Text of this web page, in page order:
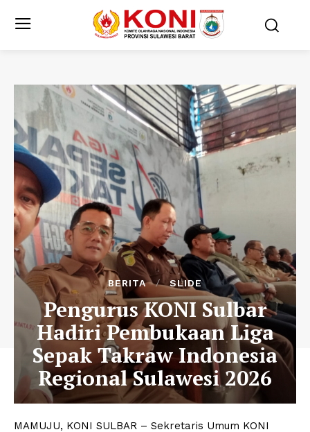
BERITA SLIDE
Pengurus KONI Sulbar
Hadiri Pembukaan Liga
Sepak Takraw Indonesia
Regional Sulawesi 2026
MAMUJU, KONI SULBAR – Sekretaris Umum KONI